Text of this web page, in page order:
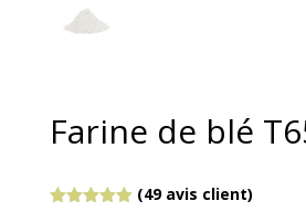
Farine de blé
(49avis client)